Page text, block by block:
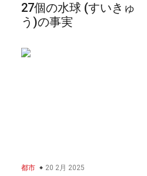
27個の水球 (すいきゅ
う)の事実
都市 20 2月 2025